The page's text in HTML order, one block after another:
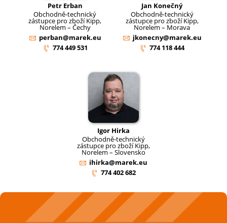
Petr Erban
Obchodně-technický
zástupce pro zboží Kipp,
Norelem – Čechy
perban@marek.eu
774 449 531
Jan Konečný
Obchodně-technický
zástupce pro zboží Kipp,
Norelem – Morava
jkonecny@marek.eu
774 118 444
Igor Hirka
Obchodně-technický
zástupce pro zboží Kipp,
Norelem – Slovensko
ihirka@marek.eu
774 402 682